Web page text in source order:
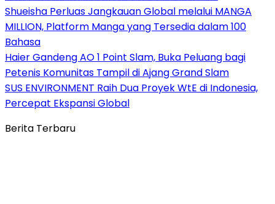
Shueisha Perluas Jangkauan Global melalui MANGA
MILLION, Platform Manga yang Tersedia dalam 100
Bahasa
Haier Gandeng AO 1 Point Slam, Buka Peluang bagi
Petenis Komunitas Tampil di Ajang Grand Slam
SUS ENVIRONMENT Raih Dua Proyek WtE di Indonesia,
Percepat Ekspansi Global
Berita Terbaru